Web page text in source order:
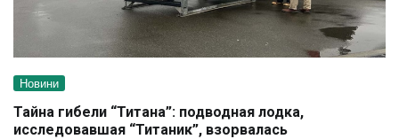
Новини
Тайна гибели “Титана”: подводная лодка,
исследовавшая “Титаник”, взорвалась